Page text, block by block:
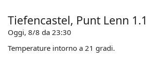
Tiefencastel, Punt Lenn 1.1
Oggi, 8/8 da 23:30
Temperature intorno a 21 gradi.